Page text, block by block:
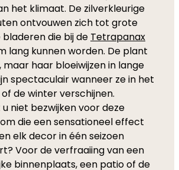
het klimaat. De zilverkleurige
ontvouwen zich tot grote
die bij de Tetrapanax
lang kunnen worden. De plant
maar haar bloeiwijzen in lange
spectaculair wanneer ze in het
de winter verschijnen.
u niet bezwijken voor deze
die een sensationeel effect
elk decor in één seizoen
Voor de verfraaiing van een
binnenplaats, een patio of de